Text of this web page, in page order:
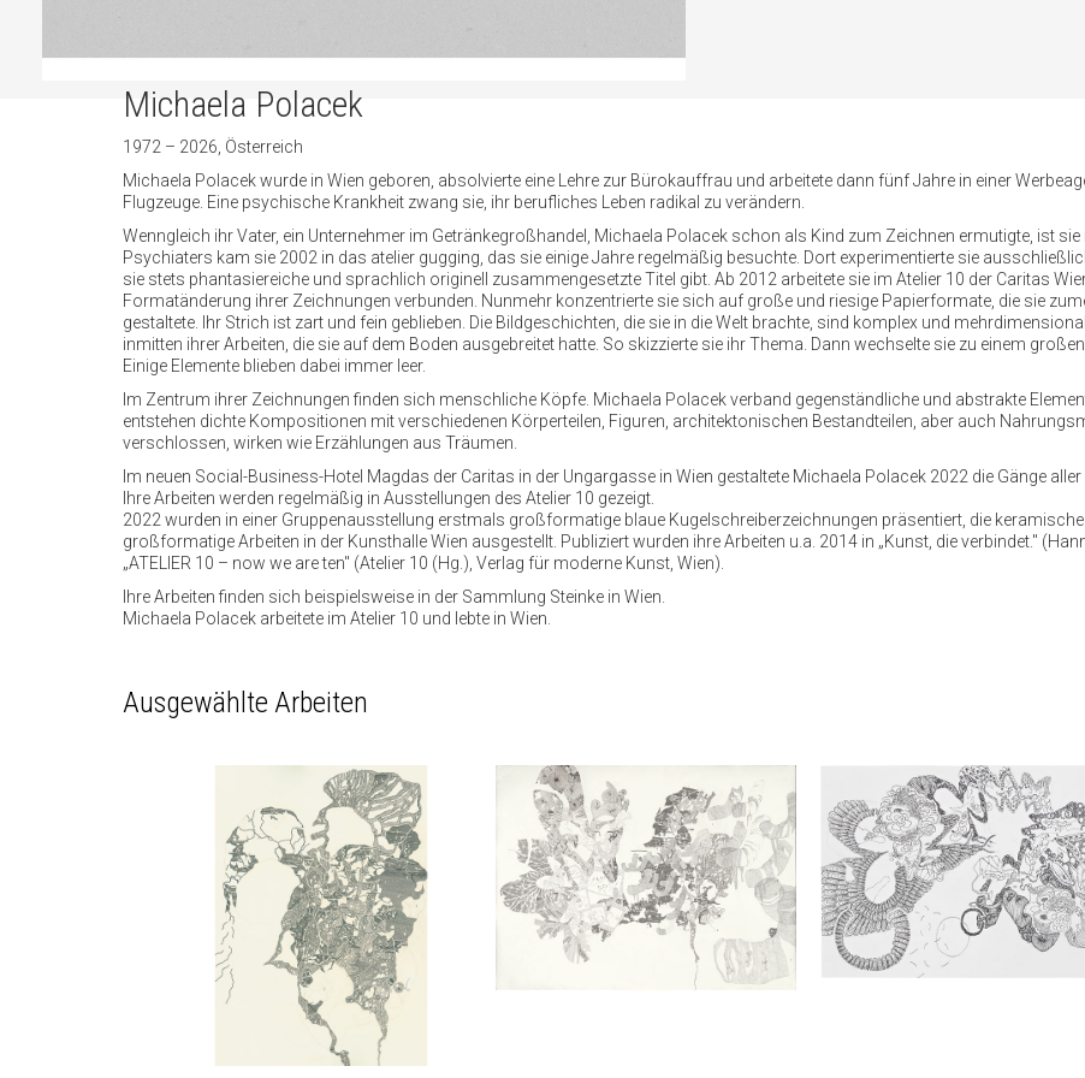
Michaela Polacek
1972 – 2026, Österreich
Michaela Polacek wurde in Wien geboren, absolvierte eine Lehre zur Bürokauffrau und arbeitete dann fünf Jahre in einer
Flugzeuge. Eine psychische Krankheit zwang sie, ihr berufliches Leben radikal zu verändern.
Wenngleich ihr Vater, ein Unternehmer im Getränkegroßhandel, Michaela Polacek schon als Kind zum Zeichnen ermutigte, ist
Psychiaters kam sie 2002 in das atelier gugging, das sie einige Jahre regelmäßig besuchte. Dort experimentierte sie
sie stets phantasiereiche und sprachlich originell zusammengesetzte Titel gibt. Ab 2012 arbeitete sie im Atelier 10 der Caritas
Formatänderung ihrer Zeichnungen verbunden. Nunmehr konzentrierte sie sich auf große und riesige Papierformate, die sie
gestaltete. Ihr Strich ist zart und fein geblieben. Die Bildgeschichten, die sie in die Welt brachte, sind komplex und
inmitten ihrer Arbeiten, die sie auf dem Boden ausgebreitet hatte. So skizzierte sie ihr Thema. Dann wechselte sie zu einem
Einige Elemente blieben dabei immer leer.
Im Zentrum ihrer Zeichnungen finden sich menschliche Köpfe. Michaela Polacek verband gegenständliche und abstrakte
entstehen dichte Kompositionen mit verschiedenen Körperteilen, Figuren, architektonischen Bestandteilen, aber auch
verschlossen, wirken wie Erzählungen aus Träumen.
Im neuen Social-Business-Hotel Magdas der Caritas in der Ungargasse in Wien gestaltete Michaela Polacek 2022 die Gänge
Ihre Arbeiten werden regelmäßig in Ausstellungen des Atelier 10 gezeigt.
2022 wurden in einer Gruppenausstellung erstmals großformatige blaue Kugelschreiberzeichnungen präsentiert, die
großformatige Arbeiten in der Kunsthalle Wien ausgestellt. Publiziert wurden ihre Arbeiten u.a. 2014 in „Kunst, die verbindet."
„ATELIER 10 – now we are ten" (Atelier 10 (Hg.), Verlag für moderne Kunst, Wien).
Ihre Arbeiten finden sich beispielsweise in der Sammlung Steinke in Wien.
Michaela Polacek arbeitete im Atelier 10 und lebte in Wien.
Ausgewählte Arbeiten